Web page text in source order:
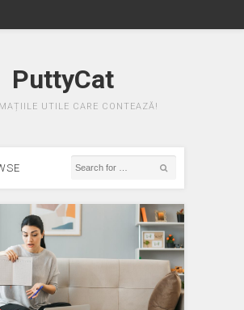
PuttyCat
UTILE CARE CONTEAZĂ!